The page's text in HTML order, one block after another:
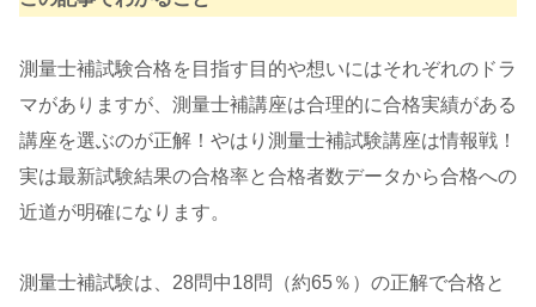
測量士補試験合格を目指す目的や想いにはそれぞれのドラ
マがありますが、測量士補講座は合理的に合格実績がある
講座を選ぶのが正解！やはり測量士補試験講座は情報戦！
実は最新試験結果の合格率と合格者数データから合格への
近道が明確になります。
測量士補試験は、28問中18問（約65％）の正解で合格と